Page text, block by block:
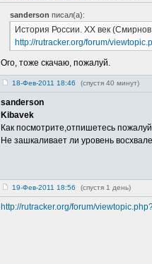
sanderson писал(а):
История России. XX век
http://rutracker.org/forum/
Ого, тоже скачаю, пожалуй.
18-Фев-2011 18:46 (спустя 40 минут)
sanderson
Kibavek
Как посмотрите,отпишетесь
Не зашкаливает ли уровень
19-Фев-2011 18:56 (спустя 1 день)
http://rutracker.org/forum/